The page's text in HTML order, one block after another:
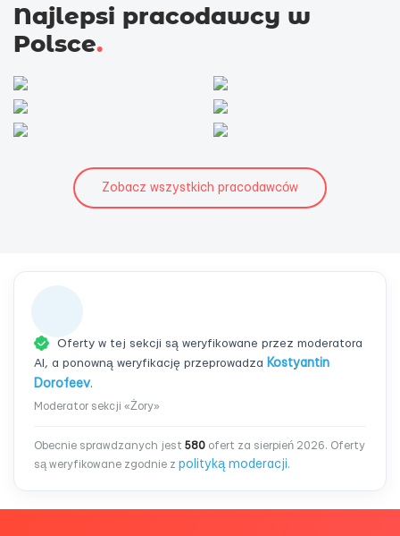
Najlepsi pracodawcy w
Polsce.
Zobacz wszystkich pracodawców
Oferty w tej sekcji są weryfikowane przez moderatora
AI, a ponowną weryfikację przeprowadza Kostyantin
Dorofeev.
Moderator sekcji «Żory»
Obecnie sprawdzanych jest 580 ofert za sierpień 2026. Oferty
są weryfikowane zgodnie z polityką moderacji.